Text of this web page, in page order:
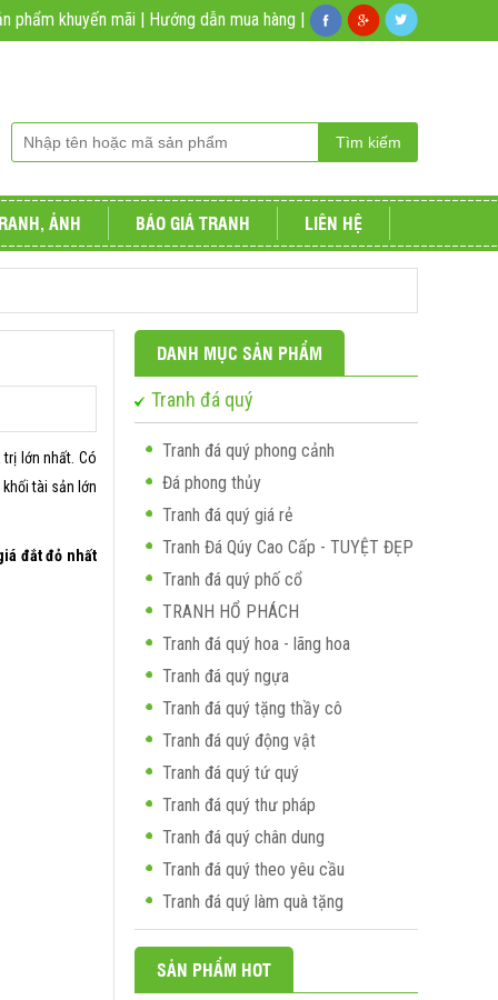
phẩm khuyến mãi | Hướng dẫn mua hàng |
ẢNH BÁO GIÁ TRANH LIÊN HỆ
lớn nhất. Có
tài sản lớn
đắt đỏ nhất
DANH MỤC SẢN PHẨM
Tranh đá quý
Tranh đá quý phong cảnh
Đá phong thủy
Tranh đá quý giá rẻ
Tranh Đá Qúy Cao Cấp - TUYỆT ĐẸP
Tranh đá quý phố cổ
TRANH HỔ PHÁCH
Tranh đá quý hoa - lãng hoa
Tranh đá quý ngựa
Tranh đá quý tặng thầy cô
Tranh đá quý động vật
Tranh đá quý tứ quý
Tranh đá quý thư pháp
Tranh đá quý chân dung
Tranh đá quý theo yêu cầu
Tranh đá quý làm quà tặng
SẢN PHẨM HOT